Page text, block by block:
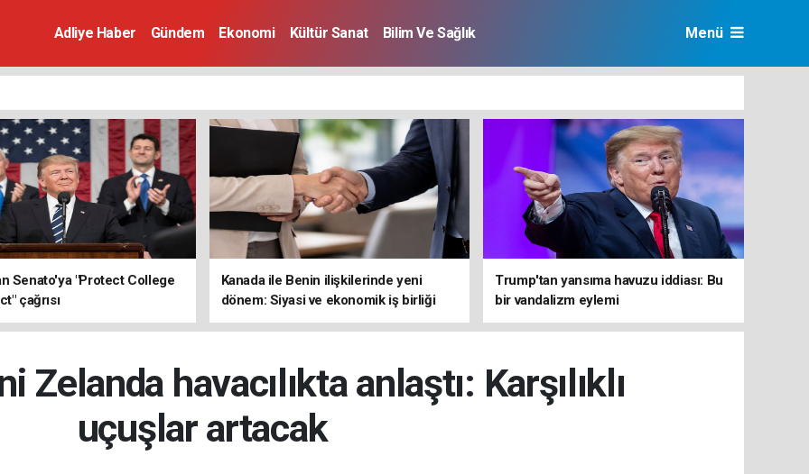
Adliye Haber Gündem Ekonomi Kültür Sanat Bilim Ve Sağlık Menü
Senato'ya "Protect College
çağrısı
Kanada ile Benin ilişkilerinde yeni
dönem: Siyasi ve ekonomik iş birliği
güçleniyor
Trump'tan yansıma havuzu iddiası: Bu
bir vandalizm eylemi
Zelanda havacılıkta anlaştı: Karşılıklı
uçuşlar artacak